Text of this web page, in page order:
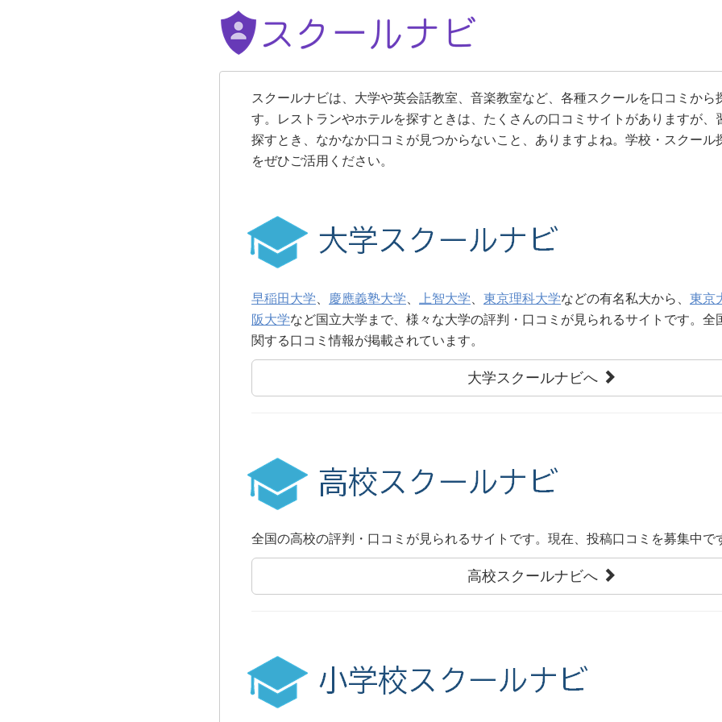
スクールナビは、大学や英会話教室、音楽教室など、各種スクールを口コミから
す。レストランやホテルを探すときは、たくさんの口コミサイトがありますが、
探すとき、なかなか口コミが見つからないこと、ありますよね。学校・スクール
をぜひご活用ください。
早稲田大学 慶應義塾大学 上智大学 東京理科大学などの有名私大から、 東京
阪大学など国立大学まで、様々な大学の評判・口コミが見られるサイトです。全
関する口コミ情報が掲載されています。
大学スクールナビへ
全国の高校の評判・口コミが見られるサイトです。現在、投稿口コミを募集中で
高校スクールナビへ